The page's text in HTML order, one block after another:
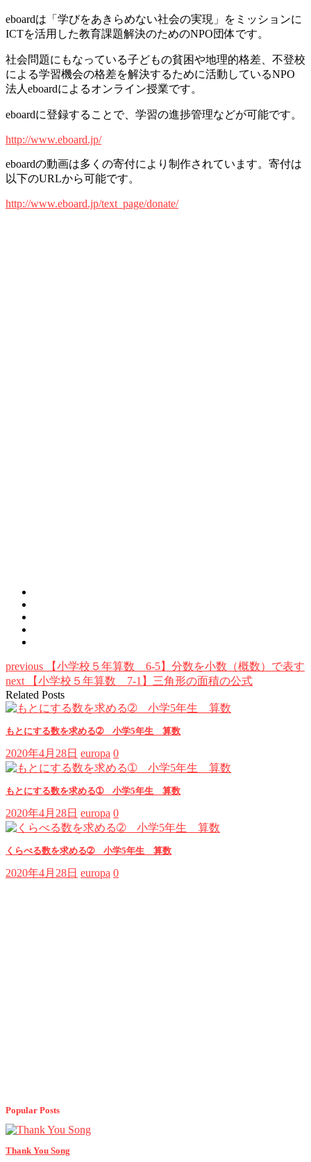
eboardは「学びをあきらめない社会の実現」をミッションに
ICTを活用した教育課題解決のためのNPO団体です。
社会問題にもなっている子どもの貧困や地理的格差、不登校
による学習機会の格差を解決するために活動しているNPO
法人eboardによるオンライン授業です。
eboardに登録することで、学習の進捗管理などが可能です。
http://www.eboard.jp/
eboardの動画は多くの寄付により制作されています。寄付は
以下のURLから可能です。
http://www.eboard.jp/text_page/donate/
previous 【小学校５年算数 6-5】分数を小数（概数）で表す
next 【小学校５年算数 7-1】三角形の面積の公式
Related Posts
もとにする数を求める➁ 小学5年生 算数
2020年4月28日 europa 0
もとにする数を求める➀ 小学5年生 算数
2020年4月28日 europa 0
くらべる数を求める➁ 小学5年生 算数
2020年4月28日 europa 0
Popular Posts
Thank You Song